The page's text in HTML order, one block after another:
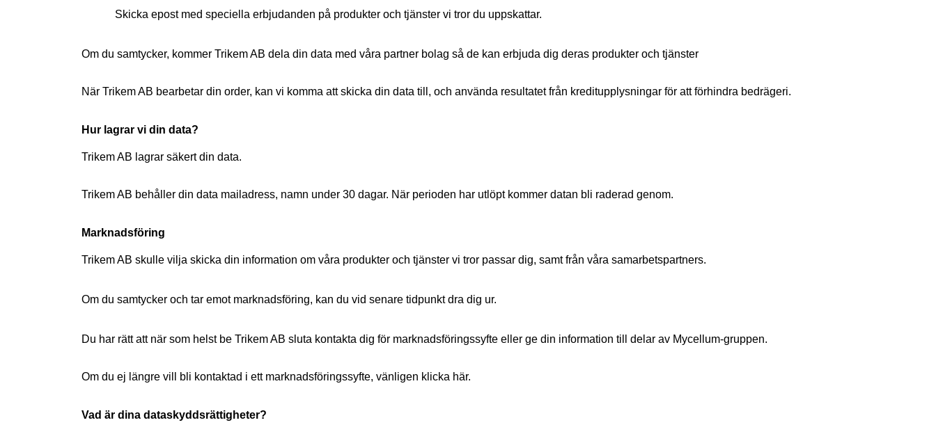
Skicka epost med speciella erbjudanden på produkter och tjänster vi tror du uppskattar.
Om du samtycker, kommer Trikem AB dela din data med våra partner bolag så de kan erbjuda dig deras produkter och tjänster
När Trikem AB bearbetar din order, kan vi komma att skicka din data till, och använda resultatet från kreditupplysningar för att förhindra bedrägeri.
Hur lagrar vi din data?
Trikem AB lagrar säkert din data.
Trikem AB behåller din data mailadress, namn under 30 dagar. När perioden har utlöpt kommer datan bli raderad genom.
Marknadsföring
Trikem AB skulle vilja skicka din information om våra produkter och tjänster vi tror passar dig, samt från våra samarbetspartners.
Om du samtycker och tar emot marknadsföring, kan du vid senare tidpunkt dra dig ur.
Du har rätt att när som helst be Trikem AB sluta kontakta dig för marknadsföringssyfte eller ge din information till delar av Mycellum-gruppen.
Om du ej längre vill bli kontaktad i ett marknadsföringssyfte, vänligen klicka här.
Vad är dina dataskyddsrättigheter?